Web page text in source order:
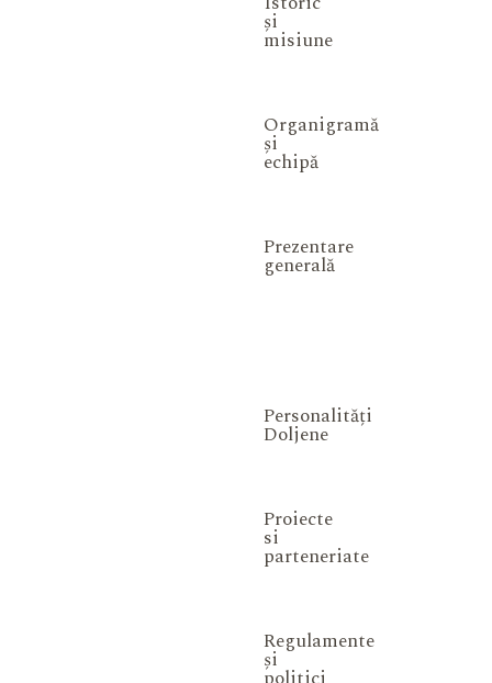
și
misiune
Organigramă
și
echipă
Prezentare
generală
Personalități
Doljene
Proiecte
si
parteneriate
Regulamente
și